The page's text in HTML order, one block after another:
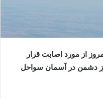
از مورد اصابت قرار
جنگنده اف ۱۵ متجاوز دشمن در آسمان سواحل